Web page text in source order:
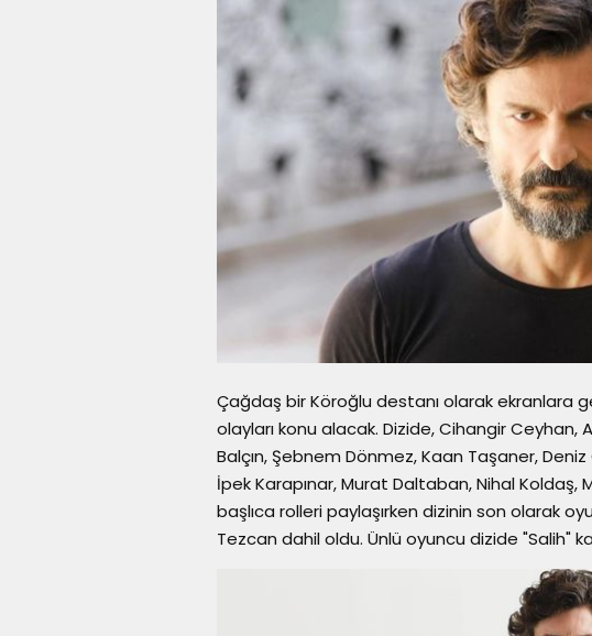
Çağdaş bir Köroğlu destanı olarak ekranlara
olayları konu alacak. Dizide, Cihangir Ceyhan,
Balçın, Şebnem Dönmez, Kaan Taşaner,
İpek Karapınar, Murat Daltaban, Nihal
başlıca rolleri paylaşırken dizinin son olarak
Tezcan dahil oldu. Ünlü oyuncu dizide "Salih"